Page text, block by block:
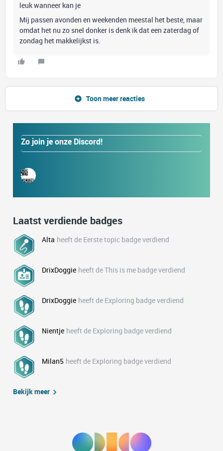
leuk wanneer kan je
Mij passen avonden en weekenden meestal het beste, maar
omdat het nu zo snel donker is denk ik dat een zaterdag of
zondag het makkelijkst is.
Toon meer reacties
Zo join je onze Discord!
Laatst verdiende badges
Alta heeft de Eerste topic badge verdiend
DrixDoggie heeft de This is me badge verdiend
DrixDoggie heeft de Exploring badge verdiend
Nientje heeft de Exploring badge verdiend
Milan5 heeft de Exploring badge verdiend
Bekijk meer